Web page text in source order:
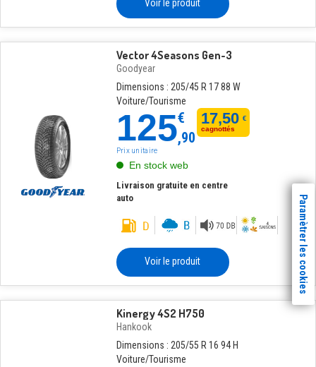
Voir le produit
Vector 4Seasons Gen-3
Goodyear
Dimensions : 205/45 R 17 88 W
Voiture/Tourisme
125€
,90
17,50 €
cagnottés
Prix unitaire
En stock web
Livraison gratuite en centre
auto
Voir le produit
Kinergy 4S2 H750
Hankook
Dimensions : 205/55 R 16 94 H
Voiture/Tourisme
Paramètrer les cookies